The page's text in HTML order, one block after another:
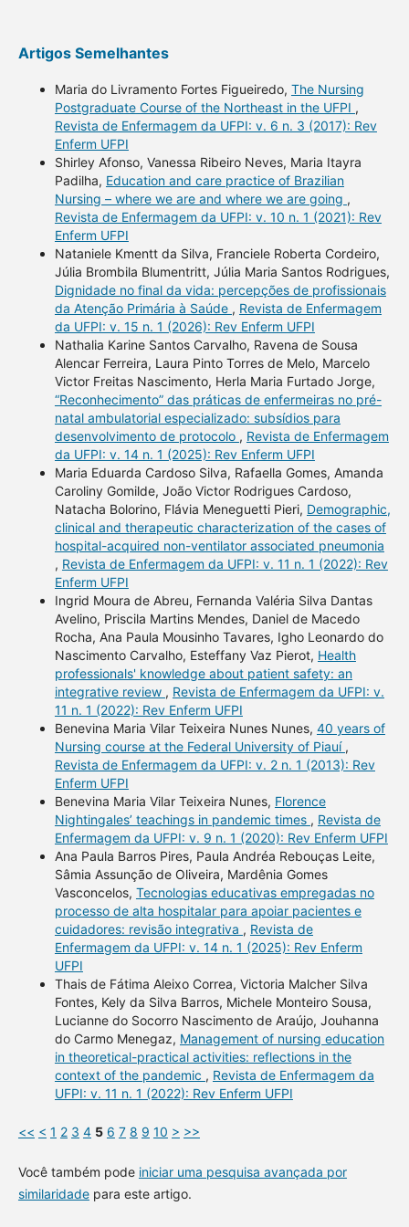
Artigos Semelhantes
Maria do Livramento Fortes Figueiredo, The Nursing
Postgraduate Course of the Northeast in the UFPI ,
Revista de Enfermagem da UFPI: v. 6 n. 3 (2017): Rev
Enferm UFPI
Shirley Afonso, Vanessa Ribeiro Neves, Maria Itayra
Padilha, Education and care practice of Brazilian
Nursing – where we are and where we are going ,
Revista de Enfermagem da UFPI: v. 10 n. 1 (2021): Rev
Enferm UFPI
Nataniele Kmentt da Silva, Franciele Roberta Cordeiro,
Júlia Brombila Blumentritt, Júlia Maria Santos Rodrigues,
Dignidade no final da vida: percepções de profissionais
da Atenção Primária à Saúde , Revista de Enfermagem
da UFPI: v. 15 n. 1 (2026): Rev Enferm UFPI
Nathalia Karine Santos Carvalho, Ravena de Sousa
Alencar Ferreira, Laura Pinto Torres de Melo, Marcelo
Victor Freitas Nascimento, Herla Maria Furtado Jorge,
“Reconhecimento” das práticas de enfermeiras no pré-
natal ambulatorial especializado: subsídios para
desenvolvimento de protocolo , Revista de Enfermagem
da UFPI: v. 14 n. 1 (2025): Rev Enferm UFPI
Maria Eduarda Cardoso Silva, Rafaella Gomes, Amanda
Caroliny Gomilde, João Victor Rodrigues Cardoso,
Natacha Bolorino, Flávia Meneguetti Pieri, Demographic,
clinical and therapeutic characterization of the cases of
hospital-acquired non-ventilator associated pneumonia
, Revista de Enfermagem da UFPI: v. 11 n. 1 (2022): Rev
Enferm UFPI
Ingrid Moura de Abreu, Fernanda Valéria Silva Dantas
Avelino, Priscila Martins Mendes, Daniel de Macedo
Rocha, Ana Paula Mousinho Tavares, Igho Leonardo do
Nascimento Carvalho, Esteffany Vaz Pierot, Health
professionals' knowledge about patient safety: an
integrative review , Revista de Enfermagem da UFPI: v.
11 n. 1 (2022): Rev Enferm UFPI
Benevina Maria Vilar Teixeira Nunes Nunes, 40 years of
Nursing course at the Federal University of Piauí ,
Revista de Enfermagem da UFPI: v. 2 n. 1 (2013): Rev
Enferm UFPI
Benevina Maria Vilar Teixeira Nunes, Florence
Nightingales’ teachings in pandemic times , Revista de
Enfermagem da UFPI: v. 9 n. 1 (2020): Rev Enferm UFPI
Ana Paula Barros Pires, Paula Andréa Rebouças Leite,
Sâmia Assunção de Oliveira, Mardênia Gomes
Vasconcelos, Tecnologias educativas empregadas no
processo de alta hospitalar para apoiar pacientes e
cuidadores: revisão integrativa , Revista de
Enfermagem da UFPI: v. 14 n. 1 (2025): Rev Enferm
UFPI
Thais de Fátima Aleixo Correa, Victoria Malcher Silva
Fontes, Kely da Silva Barros, Michele Monteiro Sousa,
Lucianne do Socorro Nascimento de Araújo, Jouhanna
do Carmo Menegaz, Management of nursing education
in theoretical-practical activities: reflections in the
context of the pandemic , Revista de Enfermagem da
UFPI: v. 11 n. 1 (2022): Rev Enferm UFPI
<< < 1 2 3 4 5 6 7 8 9 10 > >>
Você também pode iniciar uma pesquisa avançada por
similaridadepara este artigo.